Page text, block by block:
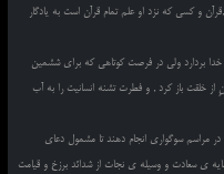
و کسی که نزد او علم تمام قرآن است به یادگار
بردارد ولی در فرصت کوتاهی که برای ششمین
خلقت باز کرد , و فطرت تشنه انسانیت را به آب
مراسم سوگواری انجام دهند تا مشمول دعای
ی سعادت و وسیله ی نجات از شدائد برزخ و قیامت